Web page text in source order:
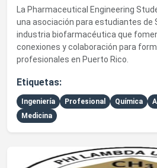
La Pharmaceutical Engineering
una asociación para estudiantes de
industria biofarmacéutica que
conexiones y colaboración para
profesionales en Puerto Rico.
Etiquetas:
Ingeniería Profesional Química
Medicina
Ver detalles de Phi Lambda Upsilon